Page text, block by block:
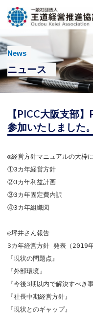
News
ニュース
【PICC大阪支部
参加いたしました。
◎経営方針マニュアルの大枠
①3カ年経営方針
②3カ年利益計画
③3カ年固定費内訳
④3カ年組織図
◎坪井さん報告
3カ年経営方針 発表（2019
『現状の問題点』
『外部環境』
『今後3期以内で解決すべき事
『社長中期経営方針』
『現状とのギャップ』